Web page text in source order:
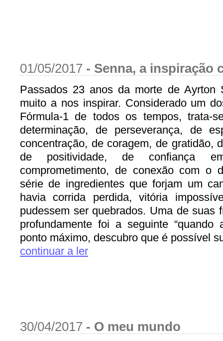
01/05/2017 - Senna, a inspiração
Passados 23 anos da morte de Ayrton
muito a nos inspirar. Considerado um
Fórmula-1 de todos os tempos, trata-
determinação, de perseverança, de
concentração, de coragem, de gratidão,
de positividade, de confiança
comprometimento, de conexão com o
série de ingredientes que forjam um
havia corrida perdida, vitória
pudessem ser quebrados. Uma de suas
profundamente foi a seguinte “quando
ponto máximo, descubro que é possível
continuar a ler
30/04/2017 - O meu mundo